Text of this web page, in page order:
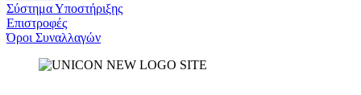
Σύστημα Υποστήριξης
Επιστροφές
Όροι Συναλλαγών